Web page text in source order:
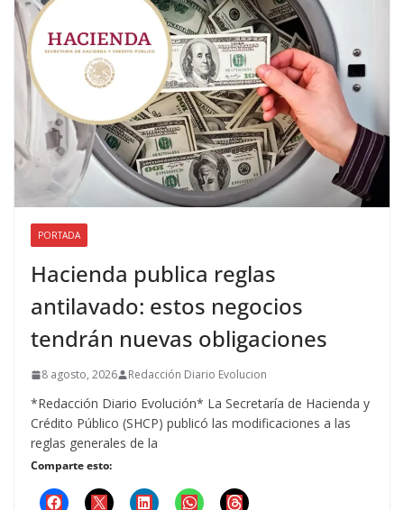
PORTADA
Hacienda publica reglas
antilavado: estos negocios
tendrán nuevas obligaciones
8 agosto, 2026 Redacción Diario Evolucion
*Redacción Diario Evolución* La Secretaría de Hacienda y
Crédito Público (SHCP) publicó las modificaciones a las
reglas generales de la
Comparte esto: